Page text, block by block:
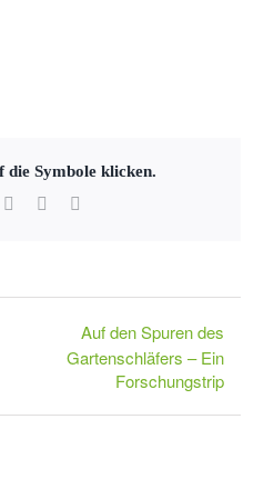
die Symbole klicken.
WhatsApp
Auf den Spuren des
Gartenschläfers – Ein
Forschungstrip